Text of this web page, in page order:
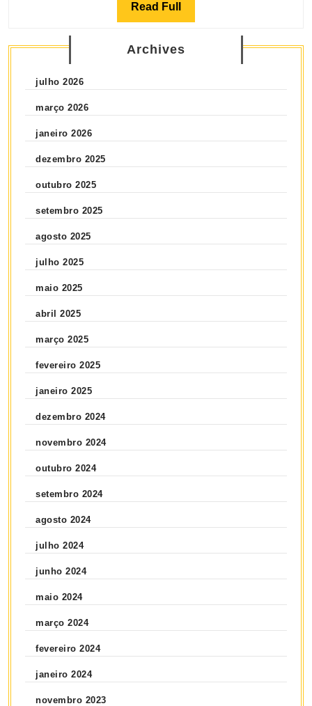
Read Full
Archives
julho 2026
março 2026
janeiro 2026
dezembro 2025
outubro 2025
setembro 2025
agosto 2025
julho 2025
maio 2025
abril 2025
março 2025
fevereiro 2025
janeiro 2025
dezembro 2024
novembro 2024
outubro 2024
setembro 2024
agosto 2024
julho 2024
junho 2024
maio 2024
março 2024
fevereiro 2024
janeiro 2024
novembro 2023